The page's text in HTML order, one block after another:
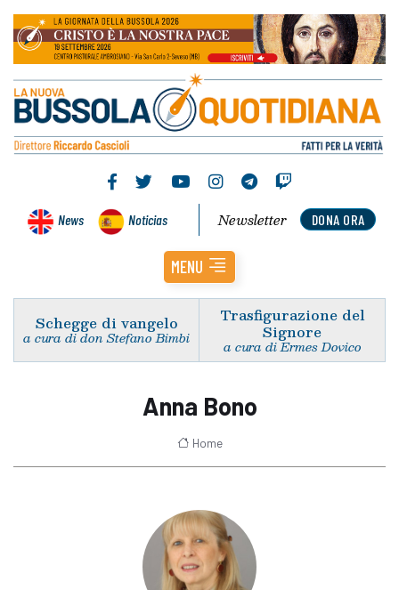
News Noticias DONA ORA
Newsletter
MENU
Schegge di vangelo
a cura di don Stefano Bimbi
Trasfigurazione del
Signore
a cura di Ermes Dovico
Anna Bono
Home